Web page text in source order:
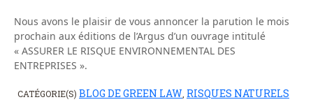
Nous avons le plaisir de vous annoncer la parution le mois
prochain aux éditions de l’Argus d’un ouvrage intitulé
« ASSURER LE RISQUE ENVIRONNEMENTAL DES
ENTREPRISES ».
CATÉGORIE(S) BLOG DE GREEN LAW RISQUES NATURELS